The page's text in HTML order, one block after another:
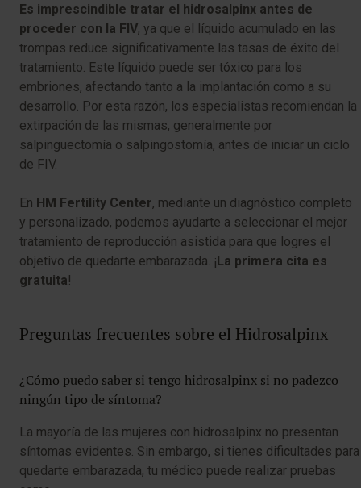
Es imprescindible tratar el hidrosalpinx antes de
proceder con la FIV, ya que el líquido acumulado en las
trompas reduce significativamente las tasas de éxito del
tratamiento. Este líquido puede ser tóxico para los
embriones, afectando tanto a la implantación como a su
desarrollo. Por esta razón, los especialistas recomiendan la
extirpación de las mismas, generalmente por
salpinguectomía o salpingostomía, antes de iniciar un ciclo
de FIV.
En HM Fertility Center, mediante un diagnóstico completo
y personalizado, podemos ayudarte a seleccionar el mejor
tratamiento de reproducción asistida para que logres el
objetivo de quedarte embarazada. ¡ La primera cita es
gratuita!
Preguntas frecuentes sobre el Hidrosalpinx
¿Cómo puedo saber si tengo hidrosalpinx si no padezco
ningún tipo de síntoma?
La mayoría de las mujeres con hidrosalpinx no presentan
síntomas evidentes. Sin embargo, si tienes dificultades para
quedarte embarazada, tu médico puede realizar pruebas